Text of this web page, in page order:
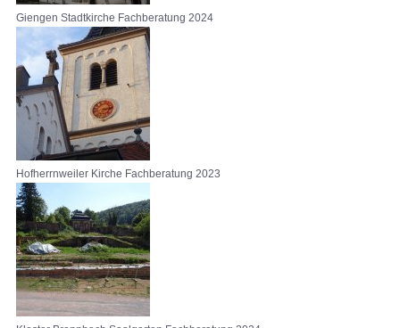
Giengen Stadtkirche Fachberatung 2024
Hofherrnweiler Kirche Fachberatung 2023